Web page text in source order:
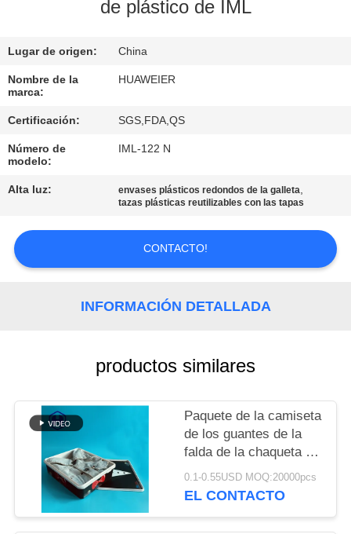
CONTROL
DE
CALIDAD
CONTACTA
CON
NOSOTROS
NOTICIAS
TRABAJO
EL
BLOG
SOLICITAR
UNA CITA
de plástico de IML
Lugar de origen: China
Nombre de la
marca:
HUAWEIER
Certificación: SGS,FDA,QS
Número de
modelo:
IML-122 N
Alta luz: envases plásticos redondos de la galleta,
tazas plásticas reutilizables con las tapas
CONTACTO!
INFORMACIÓN DETALLADA
productos similares
Paquete de la camiseta
de los guantes de la
falda de la chaqueta de
la capa de caja de
regalo de vacaciones
0.1-0.55USD MOQ:20000pcs
EL CONTACTO